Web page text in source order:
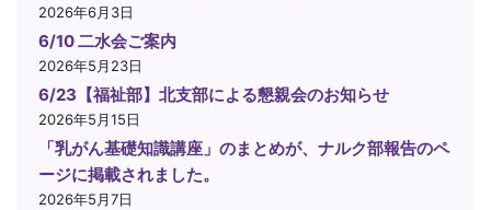
2026年6月3日
6/10 二水会ご案内
2026年5月23日
6/23【福祉部】北支部による懇親会のお知らせ
2026年5月15日
「乳がん基礎知識講座」のまとめが、ナルク部報告のペ
ージに掲載されました。
2026年5月7日